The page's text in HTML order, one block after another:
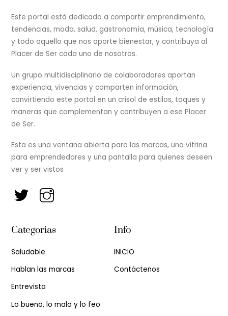
Top
Este portal está dedicado a compartir emprendimiento,
tendencias, moda, salud, gastronomía, música, tecnología
y todo aquello que nos aporte bienestar, y contribuya al
Placer de Ser cada uno de nosotros.
Un grupo multidisciplinario de colaboradores aportan
experiencia, vivencias y comparten información,
convirtiendo este portal en un crisol de estilos, toques y
maneras que complementan y contribuyen a ese Placer
de Ser.
Esta es una ventana abierta para las marcas, una vitrina
para emprendedores y una pantalla para quienes deseen
ver y ser vistos
Categorias
Saludable
Hablan las marcas
Entrevista
Lo bueno, lo malo y lo feo
Info
INICIO
Contáctenos